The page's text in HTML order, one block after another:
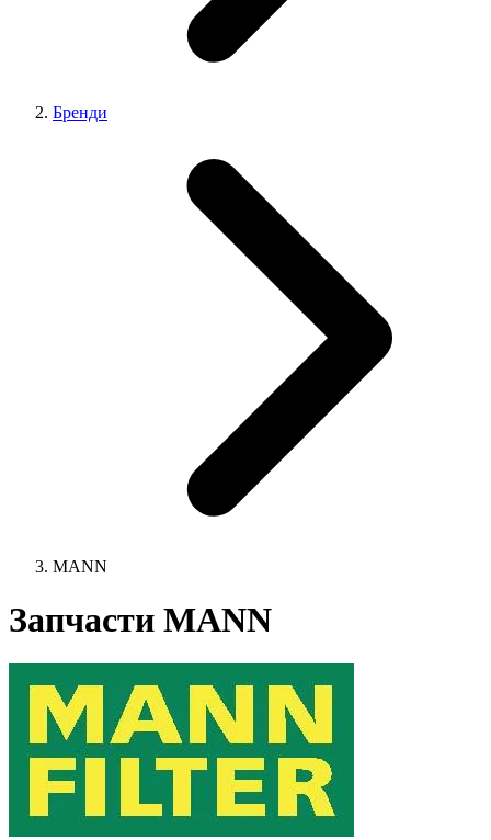
Бренди
MANN
Запчасти MANN